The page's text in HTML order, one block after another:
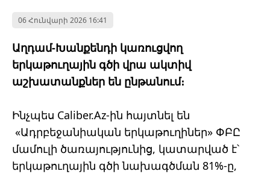
06 Հունվարի 2026 16:41
Աղդամ-Խանքենդի կառուցվող
երկաթուղային գծի վրա ակտիվ
աշխատանքներ են ընթանում։
Ինչպես Caliber.Az-ին հայտնել են
«Ադրբեջանիական երկաթուղիներ» ՓԲԸ
մամուլի ծառայությունից, կատարված է՝
երկաթուղային գծի նախագծման 81%-ը,